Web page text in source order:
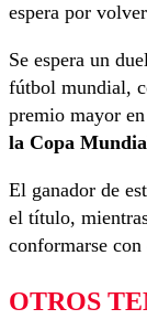
espera por
Se espera un
fútbol mundial,
premio mayor
la Copa
El ganador de
el título,
conformarse
OTROS